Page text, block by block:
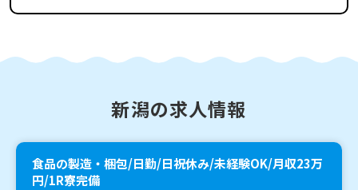
新潟の求人情報
食品の製造・梱包/日勤/日祝休み/未経験OK/月収23万
円/1R寮完備